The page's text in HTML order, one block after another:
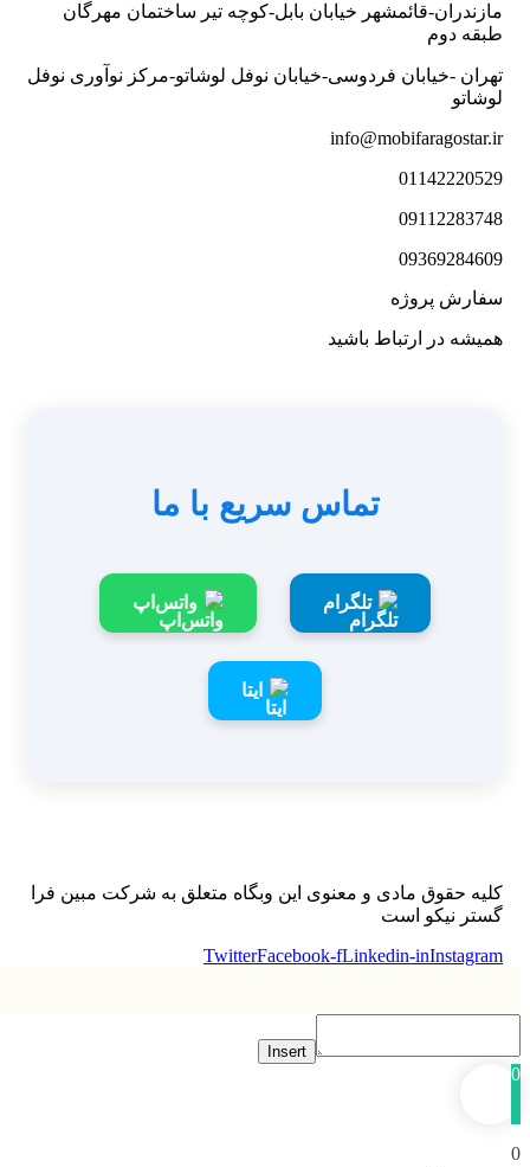
قائمشهر خیابان بابل-کوچه تیر ساختمان مهرگان
دوم
-خیابان فردوسی-خیابان نوفل لوشاتو-مرکز نوآوری نوفل
پروژه
در ارتباط باشید
تماس سریع با ما
تلگرام واتس‌اپ
ایتا
حقوق مادی و معنوی این وبگاه متعلق به شرکت مبین فرا
نیکو است
TwitterFacebook-fLinkedin-in
Insert